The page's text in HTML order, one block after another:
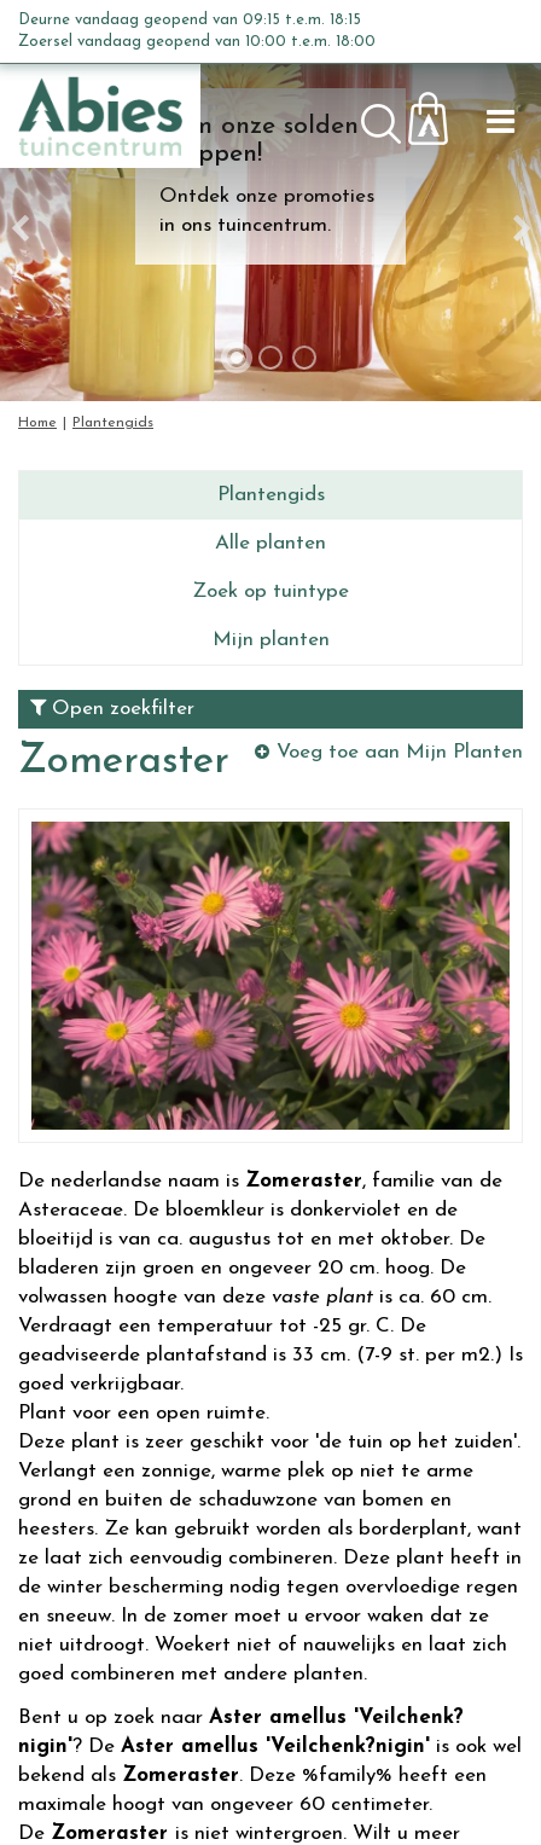
n
c
o
n
t
e
n
t
Kom onze solden
shoppen!
Ontdek onze promoties
in ons tuincentrum.
Home Plantengids
Deurne vandaag geopend van 09:15 t.e.m. 18:15
Zoersel vandaag geopend van 10:00 t.e.m. 18:00
Plantengids
Alle planten
Zoek op tuintype
Mijn planten
Open zoekfilter
Zomeraster Voeg toe aan Mijn Planten
De nederlandse naam is Zomeraster, familie van de
Asteraceae. De bloemkleur is donkerviolet en de
bloeitijd is van ca. augustus tot en met oktober. De
bladeren zijn groen en ongeveer 20 cm. hoog. De
volwassen hoogte van deze vaste plant is ca. 60 cm.
Verdraagt een temperatuur tot -25 gr. C. De
geadviseerde plantafstand is 33 cm. (7-9 st. per m2.) Is
goed verkrijgbaar.
Plant voor een open ruimte.
Deze plant is zeer geschikt voor 'de tuin op het zuiden'.
Verlangt een zonnige, warme plek op niet te arme
grond en buiten de schaduwzone van bomen en
heesters. Ze kan gebruikt worden als borderplant, want
ze laat zich eenvoudig combineren. Deze plant heeft in
de winter bescherming nodig tegen overvloedige regen
en sneeuw. In de zomer moet u ervoor waken dat ze
niet uitdroogt. Woekert niet of nauwelijks en laat zich
goed combineren met andere planten.
Bent u op zoek naar Aster amellus 'Veilchenk?
nigin'? De Aster amellus 'Veilchenk?nigin' is ook wel
bekend als Zomeraster. Deze %family% heeft een
maximale hoogt van ongeveer 60 centimeter.
De Zomeraster is niet wintergroen. Wilt u meer